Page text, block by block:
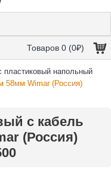
Товаров 0 (0₽)
пластиковый напольный
58мм Wimar (Россия)
с кабель
(Россия)